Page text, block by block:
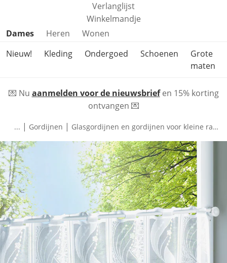
Verlanglijst
Winkelmandje
Productcategorieën overslaan
Dames Heren
Wonen
Nieuw!
Kleding Ondergoed Schoenen
Grote
maten
💌 Nu aanmelden voor de nieuwsbriefen 15% korting
ontvangen 💌
... | Gordijnen | Glasgordijnen en gordijnen voor kleine ramen